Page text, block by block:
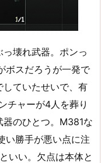
壊れ武器。ポンっ
ボスだろうが一発で
ていたせいで、有
チャーが4人を葬り
のひとつ。M381な
い勝手が悪い点に注
いい。欠点は本体と